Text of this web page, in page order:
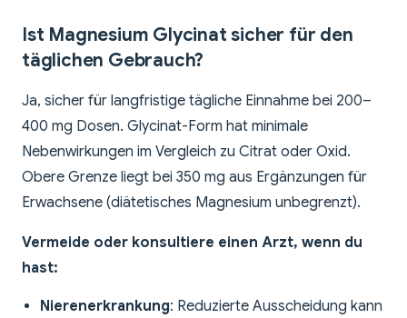
Ist Magnesium Glycinat sicher für den
täglichen Gebrauch?
Ja, sicher für langfristige tägliche Einnahme bei 200–
400 mg Dosen. Glycinat-Form hat minimale
Nebenwirkungen im Vergleich zu Citrat oder Oxid.
Obere Grenze liegt bei 350 mg aus Ergänzungen für
Erwachsene (diätetisches Magnesium unbegrenzt).
Vermeide oder konsultiere einen Arzt, wenn du
hast:
Nierenerkrankung: Reduzierte Ausscheidung kann